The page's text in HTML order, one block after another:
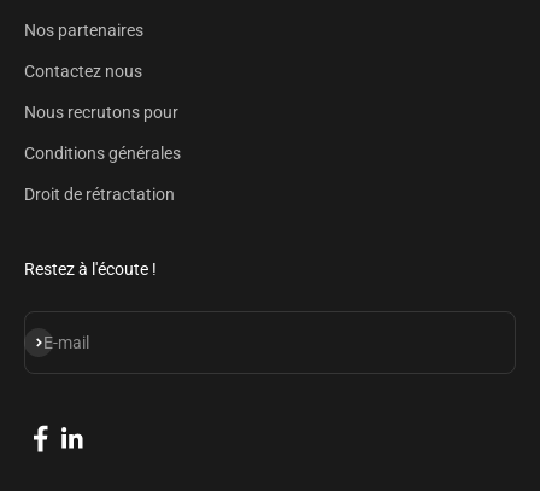
Nos partenaires
Contactez nous
Nous recrutons pour
Conditions générales
Droit de rétractation
Restez à l'écoute !
E-mail
S'inscrire